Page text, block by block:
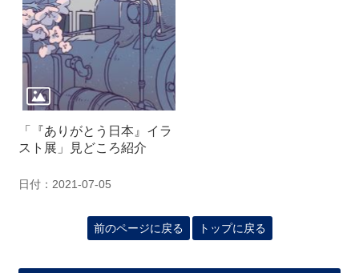
「『ありがとう日本』イラ
スト展」見どころ紹介
日付：2021-07-05
前のページに戻る トップに戻る